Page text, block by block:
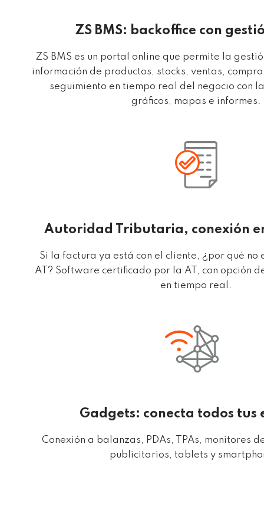
ZS BMS: backoffice con
ZS BMS es un portal online que permite la
información de productos, stocks, ventas,
seguimiento en tiempo real del negocio con
gráficos, mapas e informes.
Autoridad Tributaria, conexión
Si la factura ya está con el cliente, ¿por qué no
AT? Software certificado por la AT, con opción
en tiempo real.
Gadgets: conecta todos tus
Conexión a balanzas, PDAs, TPAs, monitores
publicitarios, tablets y